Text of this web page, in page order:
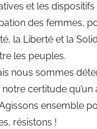
et les
des femmes,
la Liberté et la
les peuples.
nous sommes
certitude
ensemble
résistons !